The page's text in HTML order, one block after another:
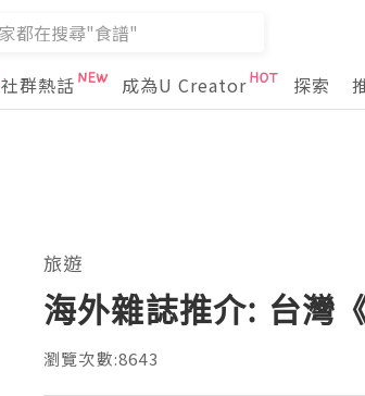
社群熱話 成為U Creator 探索
旅遊
海外雜誌推介: 台灣
瀏覽次數:8643